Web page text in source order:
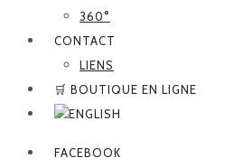
360°
CONTACT
LIENS
🛒 BOUTIQUE EN LIGNE
FACEBOOK